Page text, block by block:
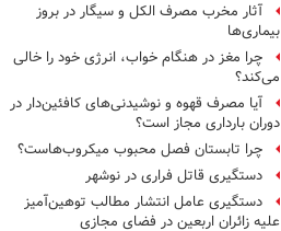
آثار مخرب مصرف الکل و سیگار در بروز
بیماری‌ها
چرا مغز در هنگام خواب، انرژی خود را خالی
می‌کند؟
آیا مصرف قهوه و نوشیدنی‌های کافئین‌دار در
دوران بارداری مجاز است؟
چرا تابستان فصل محبوب میکروب‌هاست؟
دستگیری قاتل فراری در نوشهر
دستگیری عامل انتشار مطالب توهین‌آمیز
علیه زائران اربعین در فضای مجازی